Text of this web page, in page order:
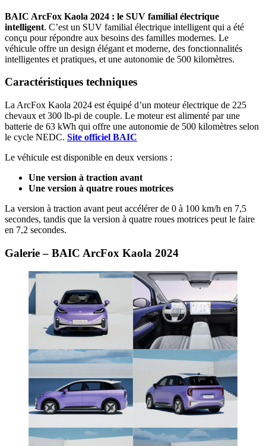
BAIC ArcFox Kaola 2024 : le SUV familial électrique
intelligent. C’est un SUV familial électrique intelligent qui a été
conçu pour répondre aux besoins des familles modernes. Le
véhicule offre un design élégant et moderne, des fonctionnalités
intelligentes et pratiques, et une autonomie de 500 kilomètres.
Caractéristiques techniques
La ArcFox Kaola 2024 est équipé d’un moteur électrique de 225
chevaux et 300 lb-pi de couple. Le moteur est alimenté par une
batterie de 63 kWh qui offre une autonomie de 500 kilomètres selon
le cycle NEDC. Site officiel BAIC
Le véhicule est disponible en deux versions :
Une version à traction avant
Une version à quatre roues motrices
La version à traction avant peut accélérer de 0 à 100 km/h en 7,5
secondes, tandis que la version à quatre roues motrices peut le faire
en 7,2 secondes.
Galerie – BAIC ArcFox Kaola 2024